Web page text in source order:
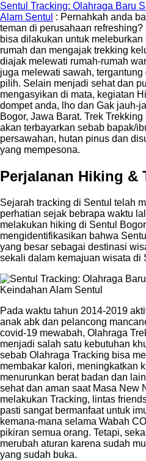
Sentul Tracking: Olahraga Baru
Alam Sentul : Pernahkah anda
teman di perusahaan
bisa dilakukan untuk
rumah dan mengajak trekking
diajak melewati rumah-rumah
juga melewati sawah,
pilih. Selain menjadi sehat dan
mengasyikan di mata, kegiatan
dompet anda, lho dan Gak jauh-
Bogor, Jawa Barat. Trek
akan terbayarkan sebab bapak/
persawahan, hutan pinus dan
yang mempesona.
Perjalanan Hiking &
Sejarah tracking di Sentul telah
perhatian sejak bebrapa waktu
melakukan hiking di Sentul
mengidentifikasikan bahwa
yang besar sebagai destinasi
sekali dalam kemajuan wisata di
Pada waktu tahun 2014-2019
anak abk dan pelancong
covid-19 mewabah, Olahraga
menjadi salah satu kebutuhan
sebab Olahraga Tracking bisa
membakar kalori, meningkatkan
menurunkan berat badan dan
sehat dan aman saat Masa New
melakukan Tracking, lintas
pasti sangat bermanfaat untuk
kemana-mana selama Wabah
pikiran semua orang. Tetapi,
merubah aturan karena sudah
yang sudah buka.